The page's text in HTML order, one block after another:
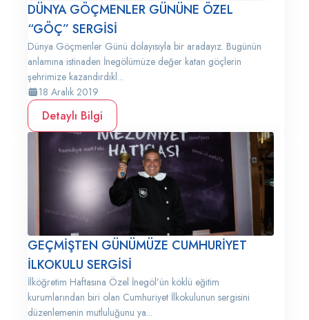
DÜNYA GÖÇMENLER GÜNÜNE ÖZEL
“GÖÇ” SERGİSİ
Dünya Göçmenler Günü dolayısıyla bir aradayız. Bugünün
anlamına istinaden İnegölümüze değer katan göçlerin
şehrimize kazandırdıkl...
18 Aralık 2019
Detaylı Bilgi
GEÇMİŞTEN GÜNÜMÜZE CUMHURİYET
İLKOKULU SERGİSİ
İlköğretim Haftasına Özel İnegöl’ün köklü eğitim
kurumlarından biri olan Cumhuriyet İlkokulunun sergisini
düzenlemenin mutluluğunu ya...